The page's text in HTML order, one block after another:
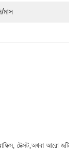
মাস
টেক্সট,অথবা আরো